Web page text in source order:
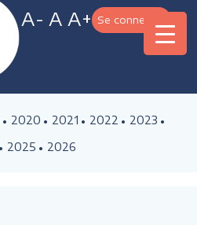
A- A A+ Se connecter
2020 2021 2022
2023
2025 2026